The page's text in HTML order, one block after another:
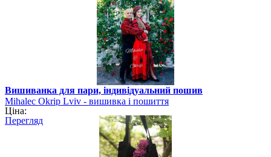
Вишиванка для пари, індивідуальний пошив
Mihalec Okrip Lviv - вишивка і пошиття
Ціна:
Перегляд